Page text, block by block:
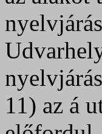
11) az á